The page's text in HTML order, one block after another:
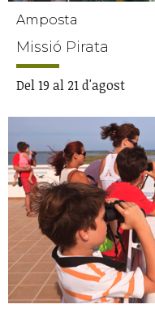
Amposta
Missió Pirata
Del 19 al 21 d'agost